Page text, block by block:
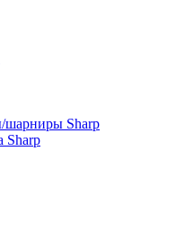
шарниры Sharp
Sharp